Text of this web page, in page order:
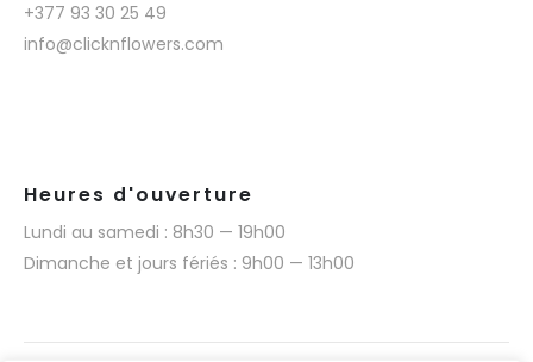
+377 93 30 25 49
info@clicknflowers.com
Heures d'ouverture
Lundi au samedi : 8h30 — 19h00
Dimanche et jours fériés : 9h00 — 13h00